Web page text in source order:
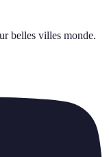
belles villes monde.